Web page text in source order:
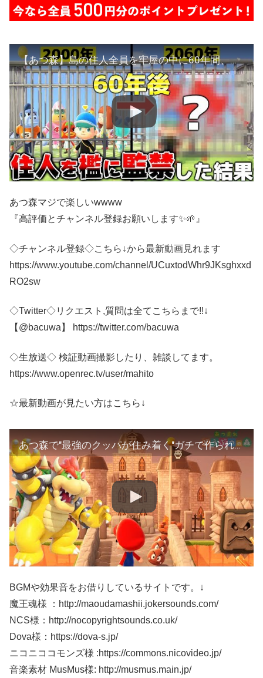
【あつ森】島の住人全員を牢屋の中に60年間、閉じ込めてみた結果wwwww【あつまれどうぶつの森】
あつ森マジで楽しいwwww
『高評価とチャンネル登録お願いします✨🌱』
◇チャンネル登録◇こちら↓から最新動画見れます
https://www.youtube.com/channel/UCuxtodWhr9JKsghxxd
RO2sw
◇Twitter◇リクエスト,質問は全てこちらまで!!↓
【@bacuwa】 https://twitter.com/bacuwa
◇生放送◇ 検証動画撮影したり、雑談してます。
https://www.openrec.tv/user/mahito
☆最新動画が見たい方はこちら↓
あつ森で"最強のクッパが住み着く"ガチで作られたクッパ城がマジでヤバいwww【あつまれどうぶつの森】【マリオ】
BGMや効果音をお借りしているサイトです。↓
魔王魂様 ：http://maoudamashii.jokersounds.com/
NCS様：http://nocopyrightsounds.co.uk/
Dova様：https://dova-s.jp/
ニコニココモンズ様 :https://commons.nicovideo.jp/
音楽素材 MusMus様: http://musmus.main.jp/